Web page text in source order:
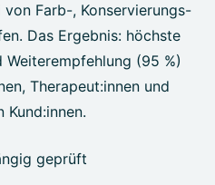
Farb-, Konservierungs-
Das Ergebnis: höchste
(95 %)
Therapeut:innen und
Kund:innen.
geprüft